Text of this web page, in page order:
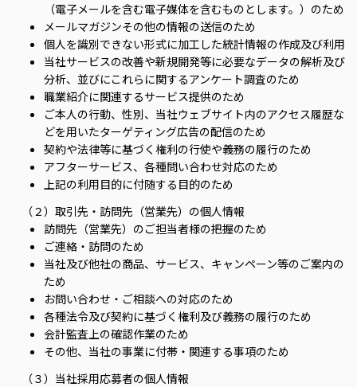
（電子メールを含む電子媒体を含むものとします。）のため
メールマガジンその他の情報の送信のため
個人を識別できない形式に加工した統計情報の作成及び利用
当社サービスの改善や新規開発等に必要なデータの解析及び
分析、並びにこれらに関するアンケート調査のため
職業紹介に関連するサービス提供のため
ご本人の行動、性別、当社ウェブサイト内のアクセス履歴な
どを用いたターゲティング広告の配信のため
契約や法律等に基づく権利の行使や義務の履行のため
アフターサービス、各種問い合わせ対応のため
上記の利用目的に付随する目的のため
（２）取引先・訪問先（営業先）の個人情報
訪問先（営業先）のご担当者様の把握のため
ご連絡・訪問のため
当社及び他社の商品、サービス、キャンペーン等のご案内の
ため
お問い合わせ・ご相談への対応のため
各種法令及び契約に基づく権利及び義務の履行のため
会計監査上の確認作業のため
その他、当社の事業に付帯・関連する事項のため
（３）当社採用応募者の個人情報